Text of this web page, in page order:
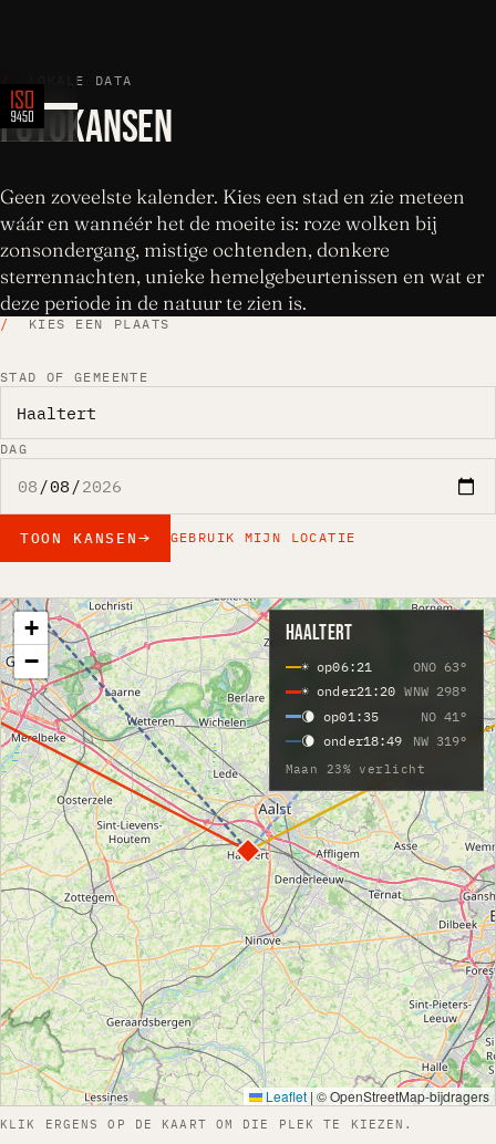
/ LOKALE DATA
FOTOKANSEN
Geen zoveelste kalender. Kies een stad en zie meteen
wáár en wannéér het de moeite is: roze wolken bij
zonsondergang, mistige ochtenden, donkere
sterrennachten, unieke hemelgebeurtenissen en wat er
deze periode in de natuur te zien is.
/ KIES EEN PLAATS
STAD OF GEMEENTE
DAG
TOON KANSEN GEBRUIK MIJN LOCATIE
+
−
HAALTERT
☀ op06:21
ONO 63°
☀ onder21:20 WNW 298°
🌘 op01:35
NO 41°
🌘 onder18:49 NW 319°
Maan 23% verlicht
Leaflet | © OpenStreetMap-bijdragers
KLIK ERGENS OP DE KAART OM DIE PLEK TE KIEZEN.